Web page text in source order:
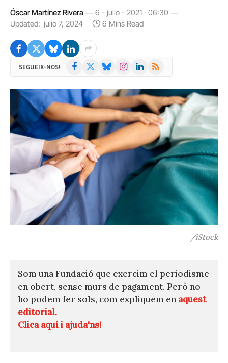
Óscar Martínez Rivera
6 - julio - 2021 · 06:30
Updated: julio 7, 2024 6 Mins Read
SEGUEIX-NOS! Facebook BlueskyInstagramLinkedIn
RSS
/iStock
Som una Fundació que exercim el periodisme
en obert, sense murs de pagament. Però no
ho podem fer sols, com expliquem en aquest
editorial.
Clica aquí i ajuda'ns!